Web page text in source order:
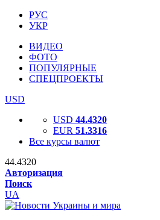
РУС
УКР
ВИДЕО
ФОТО
ПОПУЛЯРНЫЕ
СПЕЦПРОЕКТЫ
USD
USD 44.4320
EUR 51.3316
Все курсы валют
44.4320
Авторизация
Поиск
UA